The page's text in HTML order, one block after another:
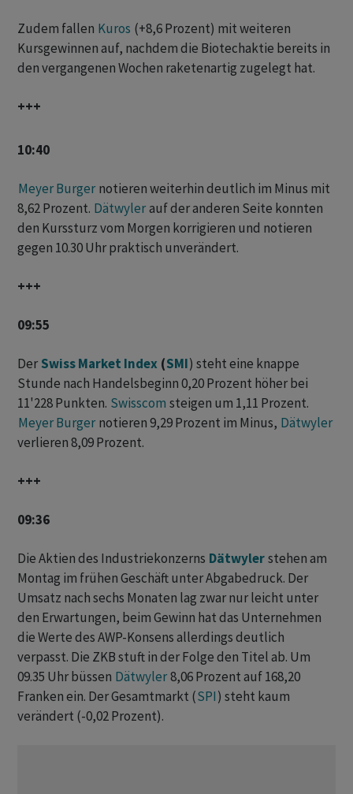
Zudem fallen Kuros (+8,6 Prozent) mit weiteren
Kursgewinnen auf, nachdem die Biotechaktie bereits in
den vergangenen Wochen raketenartig zugelegt hat.
+++
10:40
Meyer Burger notieren weiterhin deutlich im Minus mit
8,62 Prozent. Dätwylerauf der anderen Seite konnten
den Kurssturz vom Morgen korrigieren und notieren
gegen 10.30 Uhr praktisch unverändert.
+++
09:55
Der Swiss Market Index (SMI) steht eine knappe
Stunde nach Handelsbeginn 0,20 Prozent höher bei
11'228 Punkten. Swisscom steigen um 1,11 Prozent.
Meyer Burger notieren 9,29 Prozent im Minus, Dätwyler
verlieren 8,09 Prozent.
+++
09:36
Die Aktien des Industriekonzerns Dätwylerstehen am
Montag im frühen Geschäft unter Abgabedruck. Der
Umsatz nach sechs Monaten lag zwar nur leicht unter
den Erwartungen, beim Gewinn hat das Unternehmen
die Werte des AWP-Konsens allerdings deutlich
verpasst. Die ZKB stuft in der Folge den Titel ab. Um
09.35 Uhr büssen Dätwyler8,06 Prozent auf 168,20
Franken ein. Der Gesamtmarkt (SPI) steht kaum
verändert (-0,02 Prozent).